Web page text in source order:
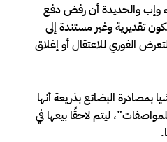
وإب والحديدة أن رفض دفع
تقديرية وغير مستندة إلى
الفوري للاعتقال أو إغلاق
بمصادرة البضائع بذريعة أنها
ليتم لاحقًا بيعها في